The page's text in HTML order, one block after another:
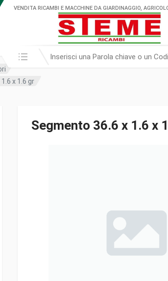
VENDITA RICAMBI E MACCHINE DA GIARDINAGGIO,
Cerca in:
x 1.6 gr
Segmento 36.6 x 1.6 x